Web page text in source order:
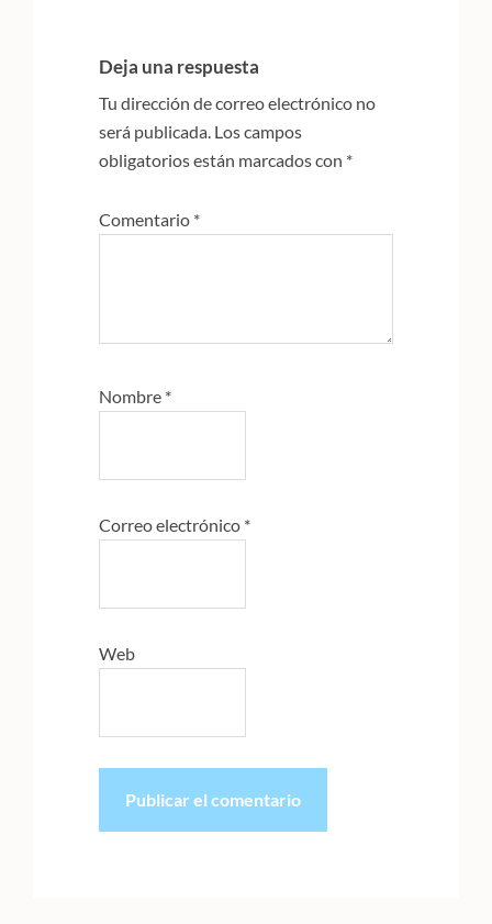
lectores
Deja una respuesta
Tu dirección de correo electrónico no
será publicada. Los campos
obligatorios están marcados con *
Comentario *
Nombre *
Correo electrónico *
Web